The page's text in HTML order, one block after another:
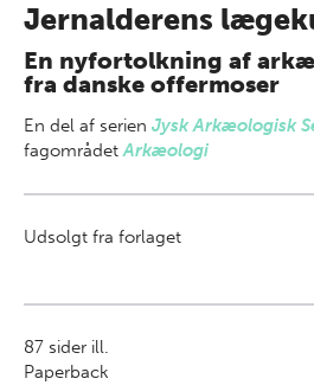
Jernalderens
En nyfortolkning af
fra danske offermoser
En del af serien Jysk Arkæologisk
fagområdetArkæologi
Udsolgt fra forlaget
87 sider ill.
Paperback